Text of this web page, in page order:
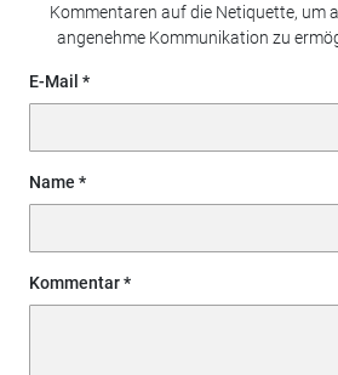
Kommentaren auf die Netiquette, um
angenehme Kommunikation zu
E-Mail
Name
Kommentar